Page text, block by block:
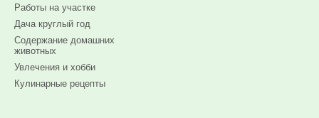
Работы на участке
Дача круглый год
Содержание домашних
животных
Увлечения и хобби
Кулинарные рецепты